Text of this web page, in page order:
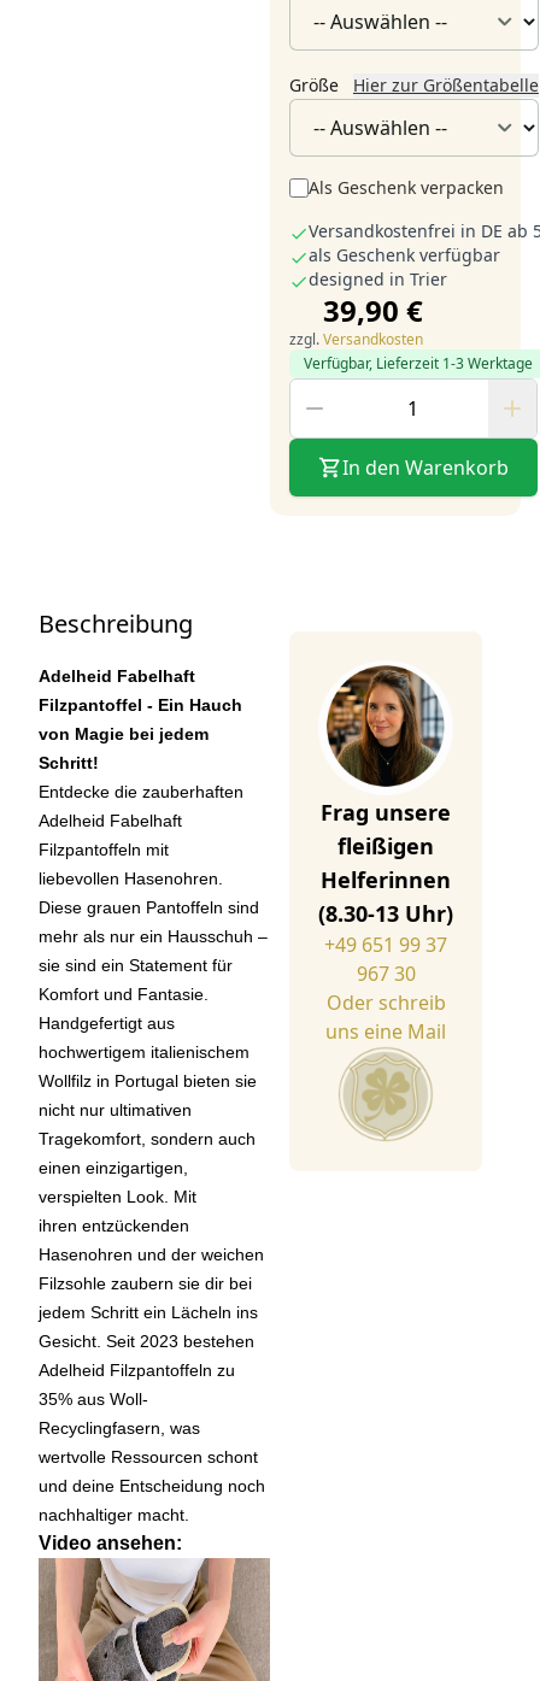
Größe Hier zur Größentabelle
Als Geschenk verpacken
Versandkostenfrei in DE ab
als Geschenk verfügbar
designed in Trier
39,90 €
zzgl.Versandkosten
Verfügbar, Lieferzeit 1-3 Werktage
In den Warenkorb
Beschreibung
Adelheid Fabelhaft
Filzpantoffel - Ein Hauch
von Magie bei jedem
Schritt!
Entdecke die zauberhaften
Adelheid Fabelhaft
Filzpantoffeln mit
liebevollen Hasenohren.
Diese grauen Pantoffeln sind
mehr als nur ein Hausschuh –
sie sind ein Statement für
Komfort und Fantasie.
Handgefertigt aus
hochwertigem italienischem
Wollfilz in Portugal bieten sie
nicht nur ultimativen
Tragekomfort, sondern auch
einen einzigartigen,
verspielten Look. Mit
ihren entzückenden
Hasenohren und der weichen
Filzsohle zaubern sie dir bei
jedem Schritt ein Lächeln ins
Gesicht. Seit 2023 bestehen
Adelheid Filzpantoffeln zu
35% aus Woll-
Recyclingfasern, was
wertvolle Ressourcen schont
und deine Entscheidung noch
nachhaltiger macht.
Video ansehen:
Frag unsere
fleißigen
Helferinnen
(8.30-13 Uhr)
+49 651 99 37
967 30
Oder schreib
uns eine Mail